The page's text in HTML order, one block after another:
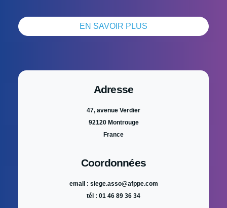
EN SAVOIR PLUS
Adresse
47, avenue Verdier
92120 Montrouge
France
Coordonnées
email : siege.asso@afppe.com
tél : 01 46 89 36 34